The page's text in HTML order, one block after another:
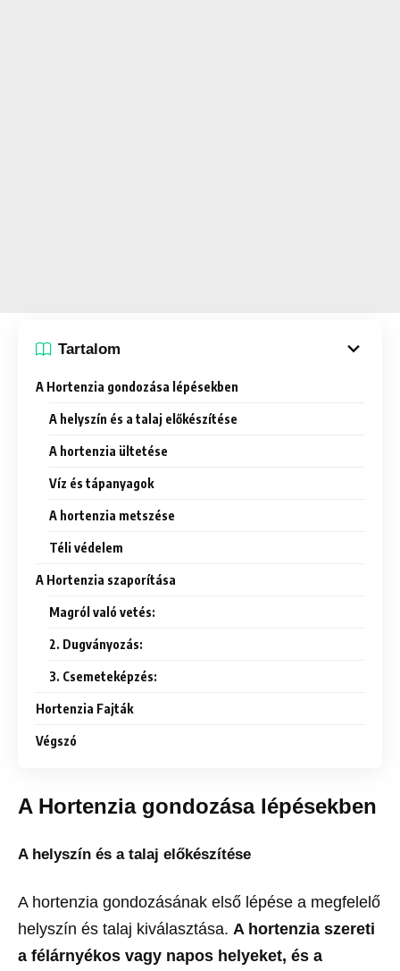
Tartalom
A Hortenzia gondozása lépésekben
A helyszín és a talaj előkészítése
A hortenzia ültetése
Víz és tápanyagok
A hortenzia metszése
Téli védelem
A Hortenzia szaporítása
Magról való vetés:
2. Dugványozás:
3. Csemeteképzés:
Hortenzia Fajták
Végszó
A Hortenzia gondozása lépésekben
A helyszín és a talaj előkészítése
A hortenzia gondozásának első lépése a megfelelő
helyszín és talaj kiválasztása. A hortenzia szereti
a félárnyékos vagy napos helyeket, és a